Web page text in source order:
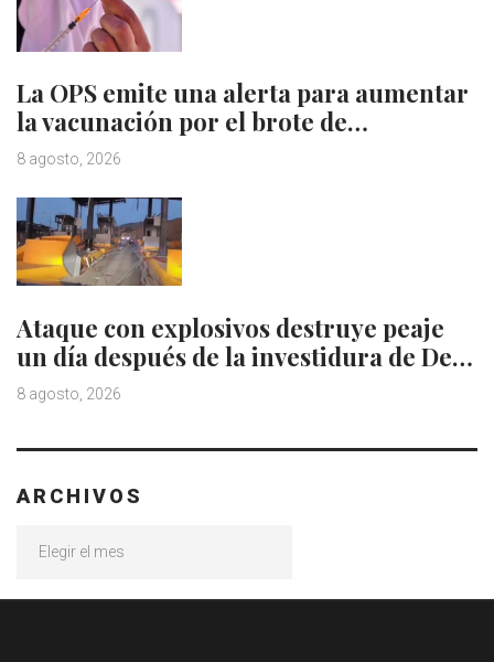
La OPS emite una alerta para aumentar
la vacunación por el brote de…
8 agosto, 2026
Ataque con explosivos destruye peaje
un día después de la investidura de De…
8 agosto, 2026
ARCHIVOS